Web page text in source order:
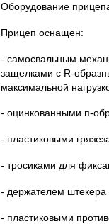
Оборудование
Прицеп оснащен:
- самосвальным
защелками с R-
максимальной
- оцинкованными п-
- пластиковыми
- тросиками для
- держателем штекера
- пластиковыми